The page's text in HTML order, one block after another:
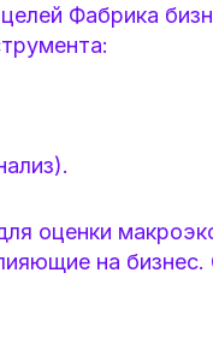
Фабрика
оценки
на бизнес.